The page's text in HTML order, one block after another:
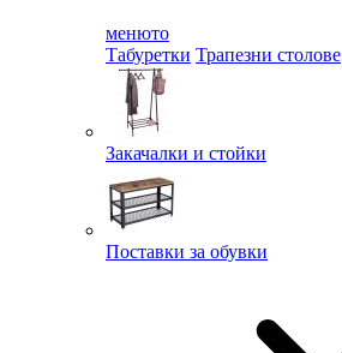
менюто
Табуретки Трапезни столове
Закачалки и стойки
Поставки за обувки